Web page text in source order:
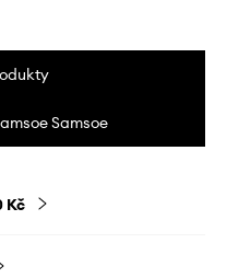
Samsoe
Kč